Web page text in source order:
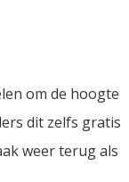
om de hoogte
dit zelfs gratis
weer terug als